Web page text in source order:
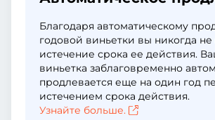
Благодаря автоматическому
годовой виньетки вы никогда не
истечение срока ее действия.
виньетка заблаговременно
продлевается еще на один год
истечением срока действия.
Узнайте больше.